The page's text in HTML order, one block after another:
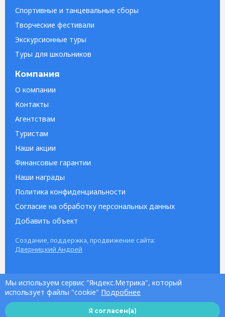
Спортивные и танцевальные сборы
Творческие фестивали
Экскурсионные туры
Туры для школьников
Компания
О компании
Контакты
Агентствам
Туристам
Наши акции
Финансовые гарантии
Наши награды
Политика конфиденциальности
Согласие на обработку персональных данных
Добавить объект
Создание, поддержка, продвижение сайта:
Дверницкий Андрей
Мы используем сервис "Яндекс.Метрика", который
использует файлы "cookie" Подробнее
Я согласен(а)